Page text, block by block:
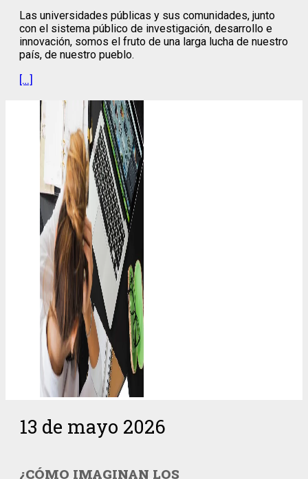
Las universidades públicas y sus comunidades, junto
con el sistema público de investigación, desarrollo e
innovación, somos el fruto de una larga lucha de nuestro
país, de nuestro pueblo.
[…]
13 de mayo 2026
¿CÓMO IMAGINAN LOS